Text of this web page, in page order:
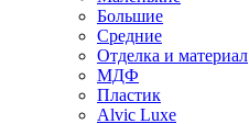
Большие
Средние
Отделка и материал
МДФ
Пластик
Alvic Luxe